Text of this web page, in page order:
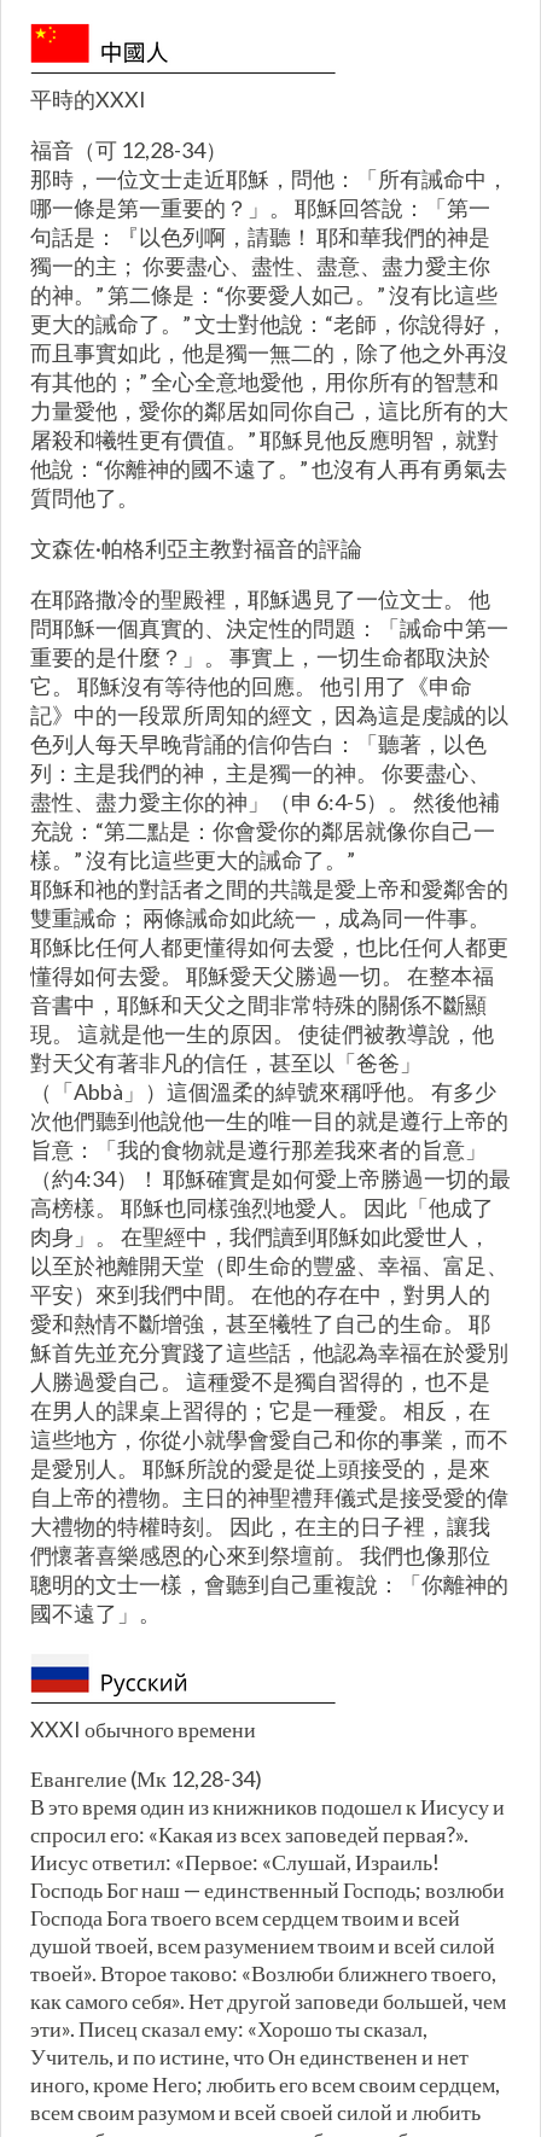
平時的XXXI
福音（可 12,28-34）
那時，一位文士走近耶穌，問他：「所有誡命中，
哪一條是第一重要的？」。 耶穌回答說：「第一
句話是：『以色列啊，請聽！ 耶和華我們的神是
獨一的主； 你要盡心、盡性、盡意、盡力愛主你
的神。” 第二條是：“你要愛人如己。” 沒有比這些
更大的誡命了。” 文士對他說：“老師，你說得好，
而且事實如此，他是獨一無二的，除了他之外再沒
有其他的；” 全心全意地愛他，用你所有的智慧和
力量愛他，愛你的鄰居如同你自己，這比所有的大
屠殺和犧牲更有價值。” 耶穌見他反應明智，就對
他說：“你離神的國不遠了。” 也沒有人再有勇氣去
質問他了。
文森佐·帕格利亞主教對福音的評論
在耶路撒冷的聖殿裡，耶穌遇見了一位文士。 他
問耶穌一個真實的、決定性的問題：「誡命中第一
重要的是什麼？」。 事實上，一切生命都取決於
它。 耶穌沒有等待他的回應。 他引用了《申命
記》中的一段眾所周知的經文，因為這是虔誠的以
色列人每天早晚背誦的信仰告白：「聽著，以色
列：主是我們的神，主是獨一的神。 你要盡心、
盡性、盡力愛主你的神」（申 6:4-5）。 然後他補
充說：“第二點是：你會愛你的鄰居就像你自己一
樣。” 沒有比這些更大的誡命了。”
耶穌和祂的對話者之間的共識是愛上帝和愛鄰舍的
雙重誡命； 兩條誡命如此統一，成為同一件事。
耶穌比任何人都更懂得如何去愛，也比任何人都更
懂得如何去愛。 耶穌愛天父勝過一切。 在整本福
音書中，耶穌和天父之間非常特殊的關係不斷顯
現。 這就是他一生的原因。 使徒們被教導說，他
對天父有著非凡的信任，甚至以「爸爸」
（「Abbà」）這個溫柔的綽號來稱呼他。 有多少
次他們聽到他說他一生的唯一目的就是遵行上帝的
旨意：「我的食物就是遵行那差我來者的旨意」
（約4:34）！ 耶穌確實是如何愛上帝勝過一切的最
高榜樣。 耶穌也同樣強烈地愛人。 因此「他成了
肉身」。 在聖經中，我們讀到耶穌如此愛世人，
以至於祂離開天堂（即生命的豐盛、幸福、富足、
平安）來到我們中間。 在他的存在中，對男人的
愛和熱情不斷增強，甚至犧牲了自己的生命。 耶
穌首先並充分實踐了這些話，他認為幸福在於愛別
人勝過愛自己。 這種愛不是獨自習得的，也不是
在男人的課桌上習得的；它是一種愛。 相反，在
這些地方，你從小就學會愛自己和你的事業，而不
是愛別人。 耶穌所說的愛是從上頭接受的，是來
自上帝的禮物。主日的神聖禮拜儀式是接受愛的偉
大禮物的特權時刻。 因此，在主的日子裡，讓我
們懷著喜樂感恩的心來到祭壇前。 我們也像那位
聰明的文士一樣，會聽到自己重複說：「你離神的
國不遠了」。
XXXI обычного времени
Евангелие (Мк 12,28-34)
В это время один из книжников подошел к Иисусу и
спросил его: «Какая из всех заповедей первая?».
Иисус ответил: «Первое: «Слушай, Израиль!
Господь Бог наш — единственный Господь; возлюби
Господа Бога твоего всем сердцем твоим и всей
душой твоей, всем разумением твоим и всей силой
твоей». Второе таково: «Возлюби ближнего твоего,
как самого себя». Нет другой заповеди большей, чем
эти». Писец сказал ему: «Хорошо ты сказал,
Учитель, и по истине, что Он единственен и нет
иного, кроме Него; любить его всем своим сердцем,
всем своим разумом и всей своей силой и любить